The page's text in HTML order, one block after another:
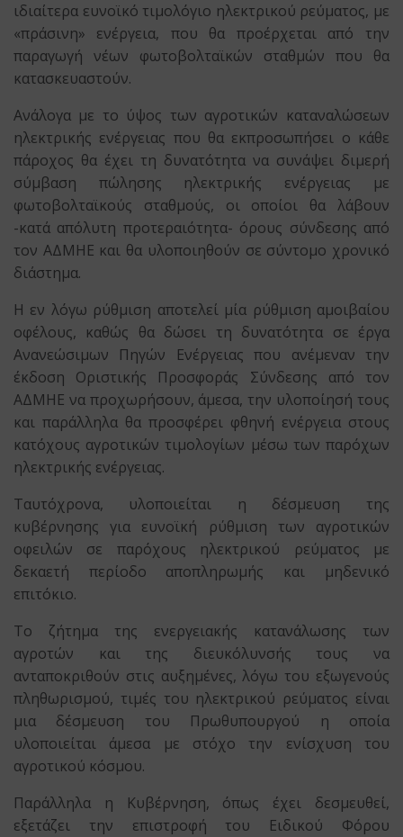
ιδιαίτερα ευνοϊκό τιμολόγιο ηλεκτρικού ρεύματος, με
«πράσινη» ενέργεια, που θα προέρχεται από την
παραγωγή νέων φωτοβολταϊκών σταθμών που θα
κατασκευαστούν.
Ανάλογα με το ύψος των αγροτικών καταναλώσεων
ηλεκτρικής ενέργειας που θα εκπροσωπήσει ο κάθε
πάροχος θα έχει τη δυνατότητα να συνάψει διμερή
σύμβαση πώλησης ηλεκτρικής ενέργειας με
φωτοβολταϊκούς σταθμούς, οι οποίοι θα λάβουν
-κατά απόλυτη προτεραιότητα- όρους σύνδεσης από
τον ΑΔΜΗΕ και θα υλοποιηθούν σε σύντομο χρονικό
διάστημα.
Η εν λόγω ρύθμιση αποτελεί μία ρύθμιση αμοιβαίου
οφέλους, καθώς θα δώσει τη δυνατότητα σε έργα
Ανανεώσιμων Πηγών Ενέργειας που ανέμεναν την
έκδοση Οριστικής Προσφοράς Σύνδεσης από τον
ΑΔΜΗΕ να προχωρήσουν, άμεσα, την υλοποίησή τους
και παράλληλα θα προσφέρει φθηνή ενέργεια στους
κατόχους αγροτικών τιμολογίων μέσω των παρόχων
ηλεκτρικής ενέργειας.
Ταυτόχρονα, υλοποιείται η δέσμευση της
κυβέρνησης για ευνοϊκή ρύθμιση των αγροτικών
οφειλών σε παρόχους ηλεκτρικού ρεύματος με
δεκαετή περίοδο αποπληρωμής και μηδενικό
επιτόκιο.
Το ζήτημα της ενεργειακής κατανάλωσης των
αγροτών και της διευκόλυνσής τους να
ανταποκριθούν στις αυξημένες, λόγω του εξωγενούς
πληθωρισμού, τιμές του ηλεκτρικού ρεύματος είναι
μια δέσμευση του Πρωθυπουργού η οποία
υλοποιείται άμεσα με στόχο την ενίσχυση του
αγροτικού κόσμου.
Παράλληλα η Κυβέρνηση, όπως έχει δεσμευθεί,
εξετάζει την επιστροφή του Ειδικού Φόρου